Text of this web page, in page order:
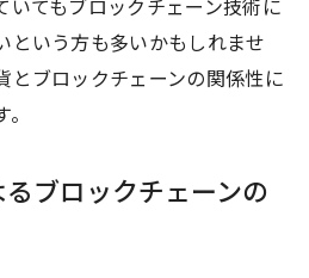
いてもブロックチェーン技術に
という方も多いかもしれませ
とブロックチェーンの関係性に
ブロックチェーンの